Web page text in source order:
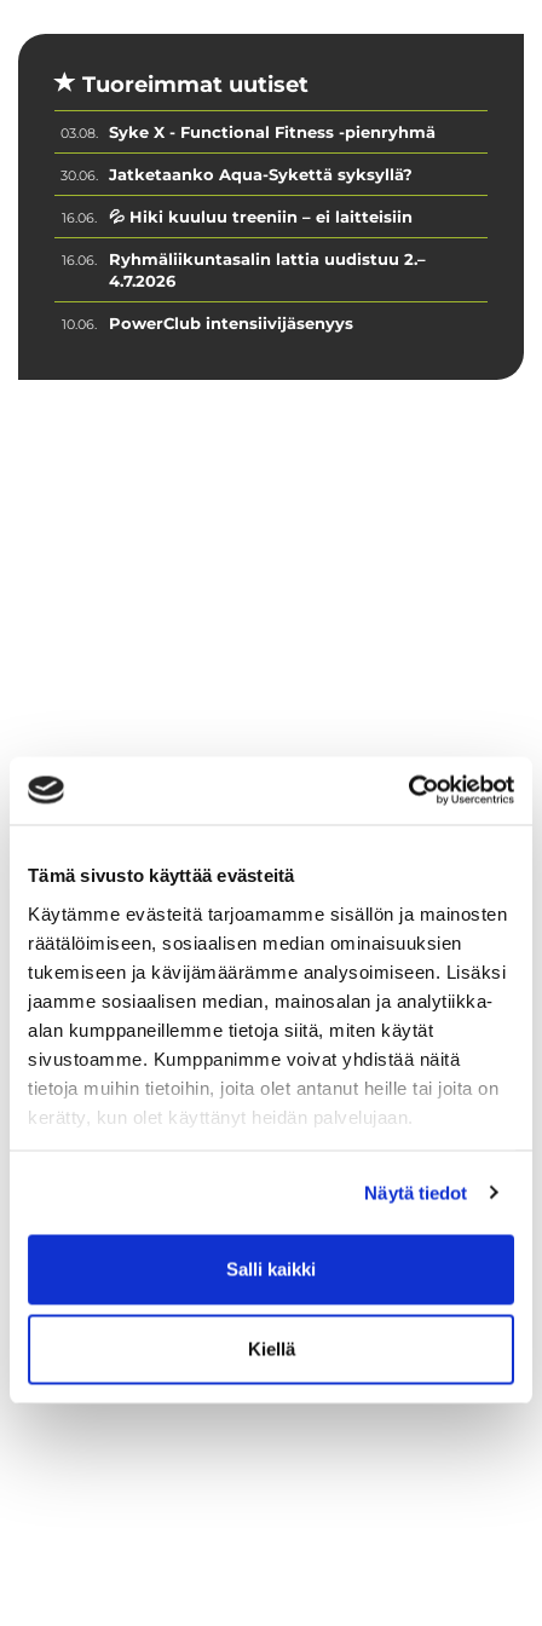
Tämä sivusto käyttää evästeitä
Käytämme evästeitä tarjoamamme sisällön ja mainosten
räätälöimiseen, sosiaalisen median ominaisuuksien
tukemiseen ja kävijämäärämme analysoimiseen. Lisäksi
jaamme sosiaalisen median, mainosalan ja analytiikka-
alan kumppaneillemme tietoja siitä, miten käytät
sivustoamme. Kumppanimme voivat yhdistää näitä
tietoja muihin tietoihin, joita olet antanut heille tai joita on
kerätty, kun olet käyttänyt heidän palvelujaan.
Näytä tiedot
Salli kaikki
Kiellä
Tuoreimmat uutiset
03.08. Syke X - Functional Fitness -pienryhmä
30.06. Jatketaanko Aqua-Sykettä syksyllä?
16.06. 💦 Hiki kuuluu treeniin – ei laitteisiin
16.06.
Ryhmäliikuntasalin lattia uudistuu 2.–
4.7.2026
10.06. PowerClub intensiivijäsenyys